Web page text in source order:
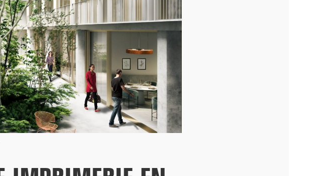
BENDOR
de l'île de
04/26
FIN DE GROS ŒUVRE PORTE DE SAINT-OUEN
Après la livraison de l'immeuble totem en proue sur le
périphérique, nous avons fêté avec les équipes...[...]